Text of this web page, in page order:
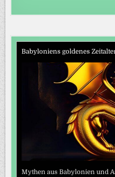
Babyloniens goldenes
Mythen aus Babylonien und